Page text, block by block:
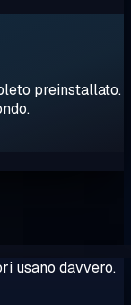
preinstallato.
usano davvero.